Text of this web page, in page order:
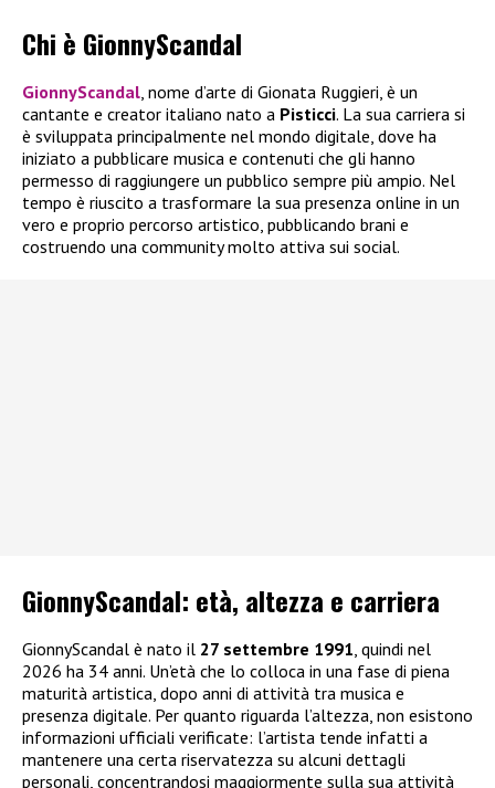
Chi è GionnyScandal
GionnyScandal , nome d’arte di Gionata Ruggieri, è un
cantante e creator italiano nato a Pisticci. La sua carriera si
è sviluppata principalmente nel mondo digitale, dove ha
iniziato a pubblicare musica e contenuti che gli hanno
permesso di raggiungere un pubblico sempre più ampio. Nel
tempo è riuscito a trasformare la sua presenza online in un
vero e proprio percorso artistico, pubblicando brani e
costruendo una community molto attiva sui social.
GionnyScandal: età, altezza e carriera
GionnyScandal è nato il 27 settembre 1991, quindi nel
2026 ha 34 anni. Un’età che lo colloca in una fase di piena
maturità artistica, dopo anni di attività tra musica e
presenza digitale. Per quanto riguarda l’altezza, non esistono
informazioni ufficiali verificate: l’artista tende infatti a
mantenere una certa riservatezza su alcuni dettagli
personali, concentrandosi maggiormente sulla sua attività